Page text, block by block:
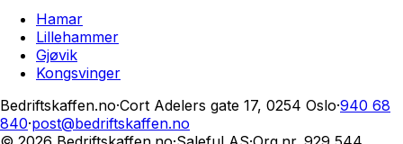
Hamar
Lillehammer
Gjøvik
Kongsvinger
Bedriftskaffen.no·Cort Adelers gate 17, 0254 Oslo·940 68
840·post@bedriftskaffen.no